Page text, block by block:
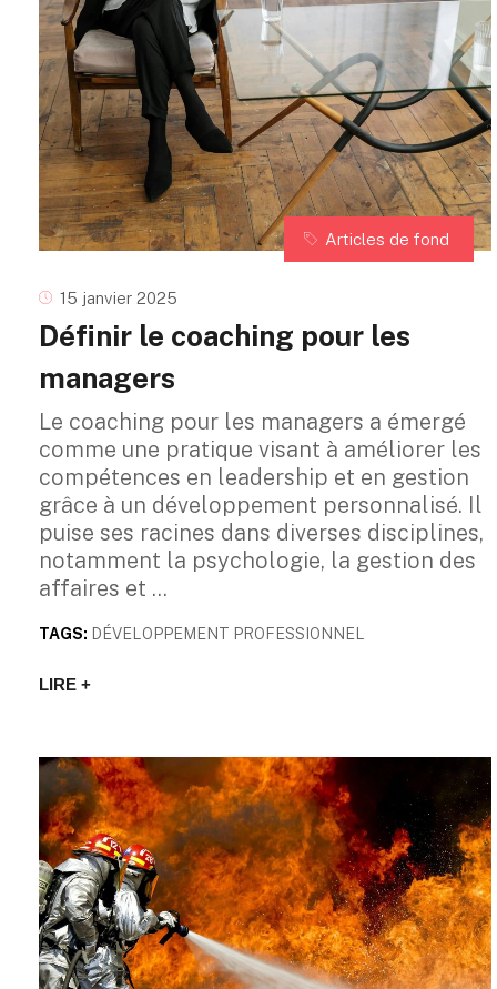
Articles de fond
15 janvier 2025
Définir le coaching pour les
managers
Le coaching pour les managers a émergé
comme une pratique visant à améliorer les
compétences en leadership et en gestion
grâce à un développement personnalisé. Il
puise ses racines dans diverses disciplines,
notamment la psychologie, la gestion des
affaires et
TAGS: DÉVELOPPEMENT PROFESSIONNEL
LIRE +